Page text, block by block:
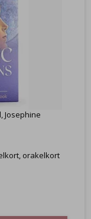
Josephine
orakelkort